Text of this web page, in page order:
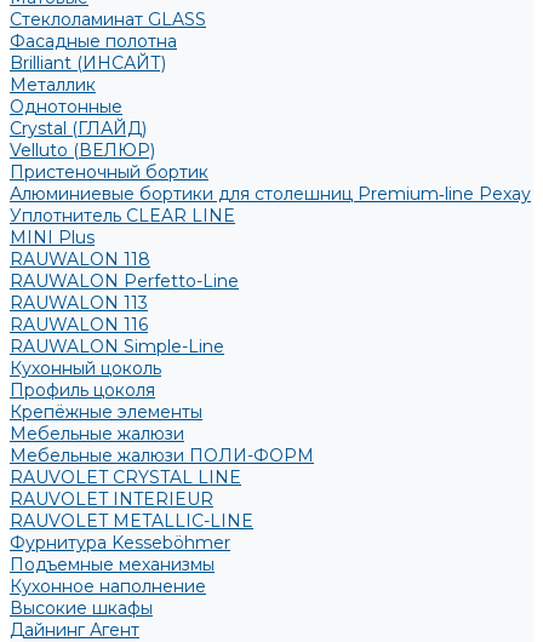
Стеклоламинат GLASS
Фасадные полотна
Brilliant (ИНСАЙТ)
Металлик
Однотонные
Crystal (ГЛАЙД)
Velluto (ВЕЛЮР)
Пристеночный бортик
Алюминиевые бортики для столешниц Premium‑line Рехау
Уплотнитель CLEAR LINE
MINI Plus
RAUWALON 118
RAUWALON Perfetto-Line
RAUWALON 113
RAUWALON 116
RAUWALON Simple-Line
Кухонный цоколь
Профиль цоколя
Крепёжные элементы
Мебельные жалюзи
Мебельные жалюзи ПОЛИ-ФОРМ
RAUVOLET CRYSTAL LINE
RAUVOLET INTERIEUR
RAUVOLET METALLIC-LINE
Фурнитура Kesseböhmer
Подъемные механизмы
Кухонное наполнение
Высокие шкафы
Дайнинг Агент